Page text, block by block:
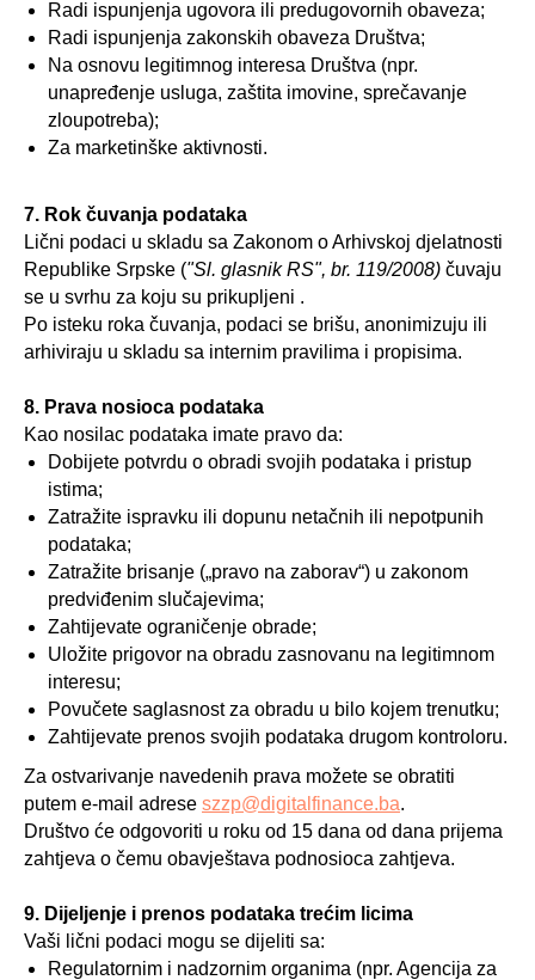
Radi ispunjenja ugovora ili predugovornih obaveza;
Radi ispunjenja zakonskih obaveza Društva;
Na osnovu legitimnog interesa Društva (npr.
unapređenje usluga, zaštita imovine, sprečavanje
zloupotreba);
Za marketinške aktivnosti.
7. Rok čuvanja podataka
Lični podaci u skladu sa Zakonom o Arhivskoj djelatnosti
Republike Srpske ("Sl. glasnik RS", br. 119/2008) čuvaju
se u svrhu za koju su prikupljeni .
Po isteku roka čuvanja, podaci se brišu, anonimizuju ili
arhiviraju u skladu sa internim pravilima i propisima.
8. Prava nosioca podataka
Kao nosilac podataka imate pravo da:
Dobijete potvrdu o obradi svojih podataka i pristup
istima;
Zatražite ispravku ili dopunu netačnih ili nepotpunih
podataka;
Zatražite brisanje („pravo na zaborav“) u zakonom
predviđenim slučajevima;
Zahtijevate ograničenje obrade;
Uložite prigovor na obradu zasnovanu na legitimnom
interesu;
Povučete saglasnost za obradu u bilo kojem trenutku;
Zahtijevate prenos svojih podataka drugom kontroloru.
Za ostvarivanje navedenih prava možete se obratiti
putem e-mail adrese szzp@digitalfinance.ba.
Društvo će odgovoriti u roku od 15 dana od dana prijema
zahtjeva o čemu obavještava podnosioca zahtjeva.
9. Dijeljenje i prenos podataka trećim licima
Vaši lični podaci mogu se dijeliti sa:
Regulatornim i nadzornim organima (npr. Agencija za